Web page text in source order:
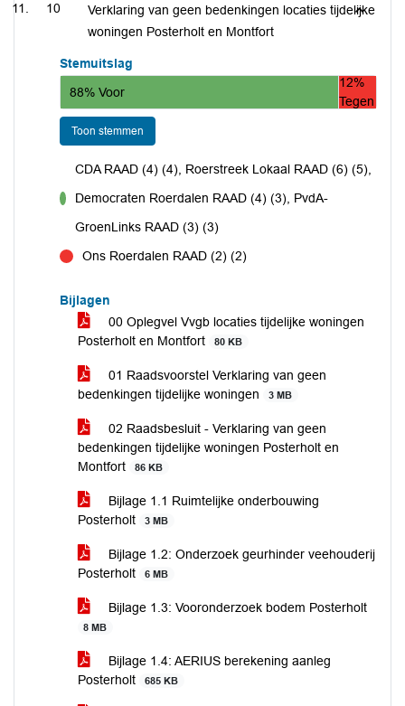
10
Verklaring van geen bedenkingen locaties tijdelijke
woningen Posterholt en Montfort
Stemuitslag
88% Voor
12%
Tegen
Toon stemmen
CDA RAAD (4) (4), Roerstreek Lokaal RAAD (6) (5),
Democraten Roerdalen RAAD (4) (3), PvdA-
GroenLinks RAAD (3) (3)
Ons Roerdalen RAAD (2) (2)
Bijlagen
00 Oplegvel Vvgb locaties tijdelijke woningen
Posterholt en Montfort
80 KB
01 Raadsvoorstel Verklaring van geen
bedenkingen tijdelijke woningen
3 MB
02 Raadsbesluit - Verklaring van geen
bedenkingen tijdelijke woningen Posterholt en
Montfort
86 KB
Bijlage 1.1 Ruimtelijke onderbouwing
Posterholt
3 MB
Bijlage 1.2: Onderzoek geurhinder veehouderij
Posterholt
6 MB
Bijlage 1.3: Vooronderzoek bodem Posterholt
8 MB
Bijlage 1.4: AERIUS berekening aanleg
Posterholt
685 KB